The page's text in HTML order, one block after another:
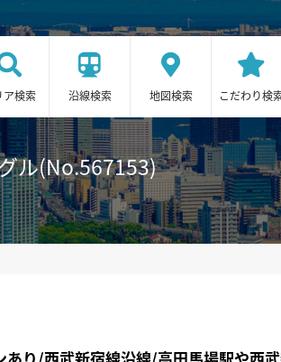
ア検索 沿線検索 地図検索 こだわり検
ル(No.567153)